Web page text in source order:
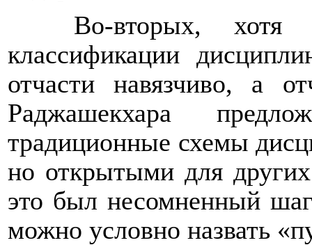
Во-вторых,
классификации
отчасти навязчиво, а
Раджашекхара
традиционные схемы
но открытыми для
это был несомненный
можно условно назвать